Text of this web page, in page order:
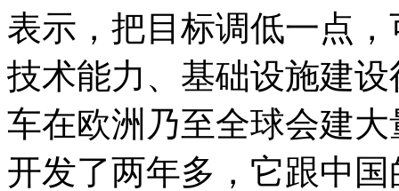
表示，把目标调低一点
技术能力、基础设施建
车在欧洲乃至全球会建
开发了两年多，它跟中